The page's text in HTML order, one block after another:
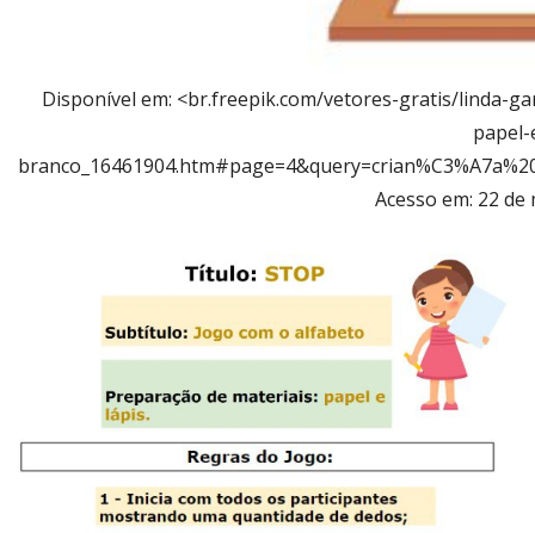
Disponível em: <br.freepik.com/vetores-gratis/linda-
Acesso em: 22 de